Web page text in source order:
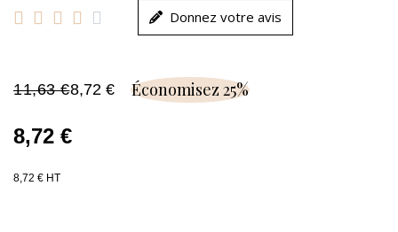
     Donnez votre avis
11,63 €8,72 € Économisez 25%
8,72 €
8,72 € HT